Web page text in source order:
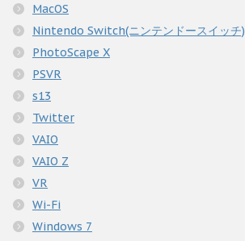
MacOS
Nintendo Switch(ニンテンドースイッチ)
PhotoScape X
PSVR
s13
Twitter
VAIO
VAIO Z
VR
Wi-Fi
Windows 7